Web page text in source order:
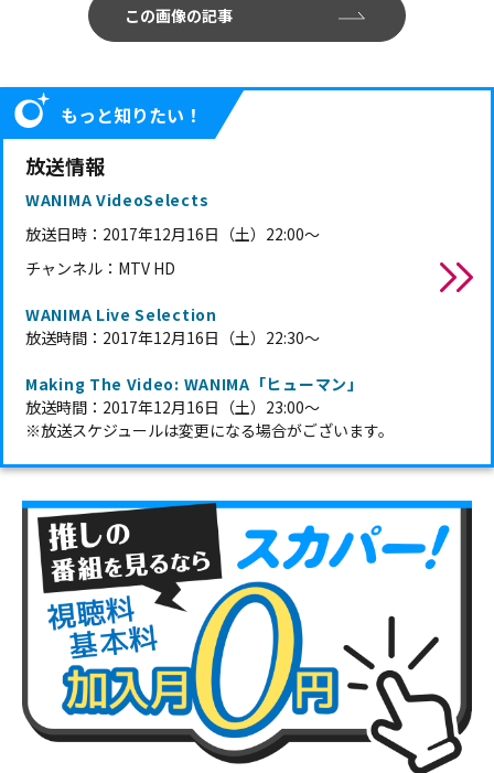
この画像の記事
もっと知りたい！
放送情報
WANIMA VideoSelects
放送日時： 2017年12月16日（土）22:00～
チャンネル：MTV HD
WANIMA Live Selection
放送時間：2017年12月16日（土）22:30～
Making The Video: WANIMA「ヒューマン」
放送時間：2017年12月16日（土）23:00～
※放送スケジュールは変更になる場合がございます。